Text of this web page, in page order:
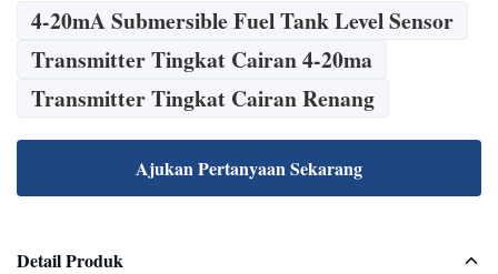
4-20mA Submersible Fuel Tank Level Sensor
Transmitter Tingkat Cairan 4-20ma
Transmitter Tingkat Cairan Renang
Ajukan Pertanyaan Sekarang
Detail Produk